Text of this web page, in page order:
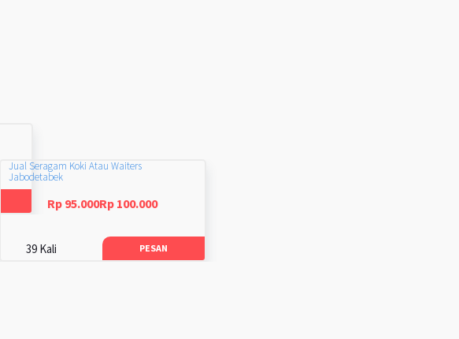
Jual Seragam Koki Atau Waiters
Jabodetabek
Rp 95.000Rp 100.000
39 Kali PESAN